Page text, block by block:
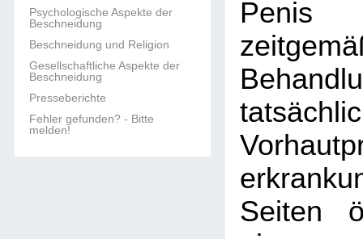
Psychologische Aspekte der
Beschneidung
Beschneidung und Religion
Gesellschaftliche Aspekte der
Beschneidung
Presseberichte
Fehler gefunden? - Bitte
melden!
Seiten